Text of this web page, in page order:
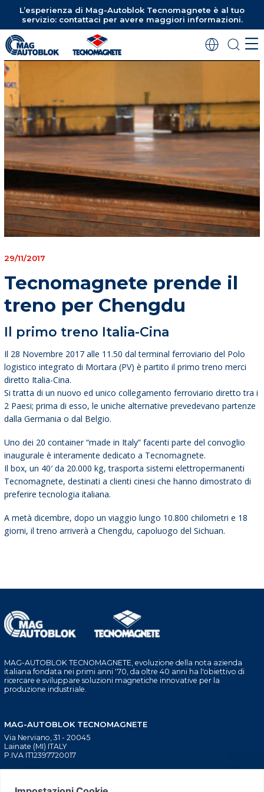
L’esperienza di Mag-Autoblok Tecnomagnete è al tuo
servizio: contattaci per avere maggiori informazioni.
29/11/2017
Tecnomagnete prende il
treno per Chengdu
Il primo treno Italia-Cina
Il 28 Novembre 2017 alle 11.50 dal terminal ferroviario del Polo
logistico integrato di Mortara (PV) è partito il primo treno merci
diretto Italia-Cina.
Si tratta di un nuovo ed unico collegamento ferroviario diretto tra i
2 Paesi; prima di esso, le uniche alternative prevedevano partenze
dalla Germania o dal Belgio.
Uno dei 20 container “made in Italy” facenti parte del convoglio
inaugurale è interamente dedicato a Tecnomagnete.
Il box, un 40′ da 20.000 kg, trasporta sistemi elettropermanenti
Tecnomagnete, destinati a clienti cinesi che hanno dimostrato di
preferire tecnologia italiana.
A metà dicembre, dopo un viaggio lungo 10.800 chilometri e 18
giorni, il treno arriverà a Chengdu, capoluogo del Sichuan.
MAG-AUTOBLOK TECNOMAGNETE, evoluzione della nota azienda
italiana fondata nei primi anni '70, da oltre 40 anni ha l'obiettivo di
ricercare e sviluppare soluzioni magnetiche innovative per la
produzione industriale.
MAG-AUTOBLOK TECNOMAGNETE
Via Nerviano, 31 - 20045
Lainate (MI) ITALY
P.IVA IT12397720017